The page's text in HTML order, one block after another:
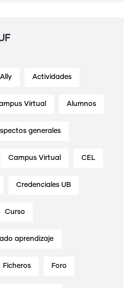
Actividades
Virtual Alumnos
generales
Campus Virtual CEL
Credenciales UB
Curso
aprendizaje
Ficheros Foro